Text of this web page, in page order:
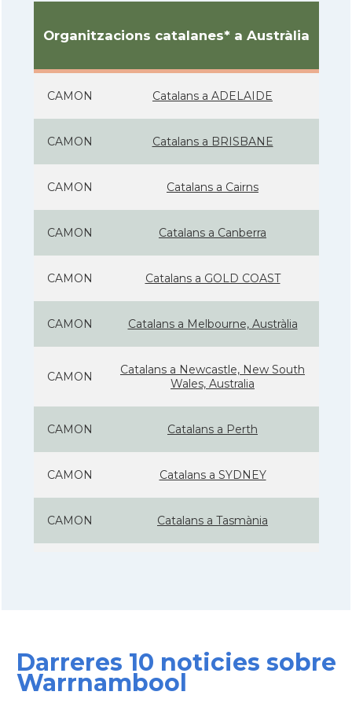
Organitzacions catalanes* a Austràlia
CAMON Catalans a ADELAIDE
CAMON Catalans a BRISBANE
CAMON Catalans a Cairns
CAMON Catalans a Canberra
CAMON Catalans a GOLD COAST
CAMON Catalans a Melbourne, Austràlia
CAMON
Catalans a Newcastle, New South
Wales, Australia
CAMON Catalans a Perth
CAMON Catalans a SYDNEY
CAMON Catalans a Tasmània
Casal Casal Català de Victòria
Darreres 10 noticies sobre
Warrnambool